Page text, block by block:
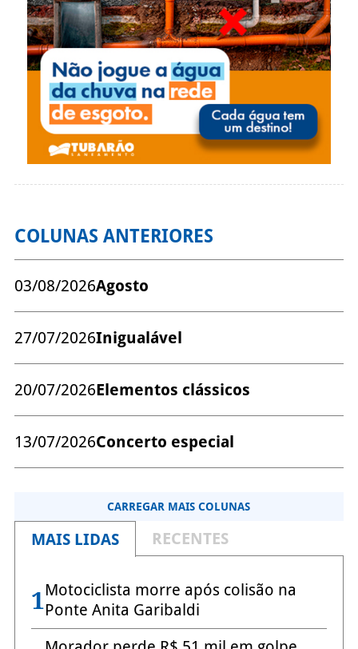
COLUNAS ANTERIORES
03/08/2026Agosto
27/07/2026Inigualável
20/07/2026Elementos clássicos
13/07/2026Concerto especial
CARREGAR MAIS COLUNAS
MAIS LIDAS RECENTES
1Motociclista morre após colisão na
Ponte Anita Garibaldi